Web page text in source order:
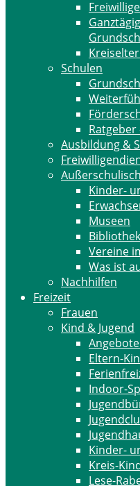
Schulen
Ausbildung &
Kinder-
Museen
Vereine
Was ist
Nachhilfen
Freizeit
Frauen
Kind & Jugend
Eltern-
Indoor-
Kinder-
Kreis-
Lese-